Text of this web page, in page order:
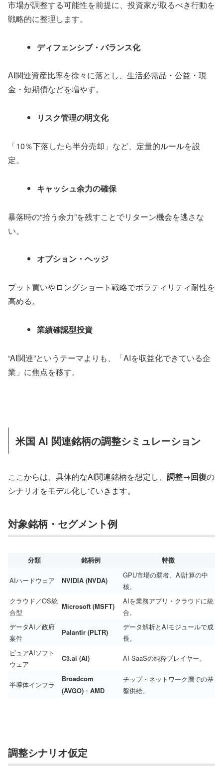
市場が調整する可能性を前提に、投資家が取るべき行動を
戦略的に整理します。
ディフェンシブ・バランス化
AI関連資産比率を徐々に落とし、生活必需品・公益・現
金・短期債などを増やす。
リスク管理の明文化
「10％下落したら半分売却」など、定量的ルールを設
定。
キャッシュ余力の確保
暴落時の“拾う余力”を残すことでリターン機会を逃さな
い。
オプション・ヘッジ
プット買いやロングショート戦略でボラティリティ耐性を
高める。
業績確認型投資
“AI関連”というテーマよりも、「AIを収益化できている企
業」に焦点を移す。
米国 AI 関連銘柄の調整シミュレーション
ここからは、具体的なAI関連銘柄を想定し、 調整→回復の
シナリオをモデル化していきます。
対象銘柄・セグメント例
分類 銘柄例 特徴
AIハードウェア NVIDIA (NVDA)
GPU市場の覇者。AI計算の中
核。
クラウド／OS統
合型
Microsoft (MSFT)
AIを業務アプリ・クラウドに統
合。
データAI／政府
案件
Palantir (PLTR)
データ解析とAIモジュールで成
長。
ピュアAIソフト
ウェア
C3.ai (AI) AI SaaSの純粋プレイヤー。
半導体インフラ
Broadcom
(AVGO) ・ AMD
チップ・ネットワーク層での基
盤供給。
調整シナリオ仮定